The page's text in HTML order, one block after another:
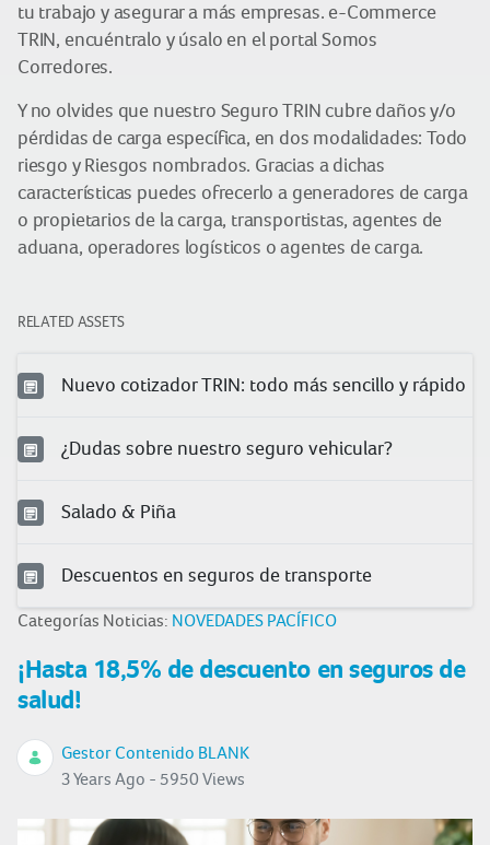
tu trabajo y asegurar a más empresas. e-Commerce
TRIN, encuéntralo y úsalo en el portal Somos
Corredores.
Y no olvides que nuestro Seguro TRIN cubre daños y/o
pérdidas de carga específica, en dos modalidades: Todo
riesgo y Riesgos nombrados. Gracias a dichas
características puedes ofrecerlo a generadores de carga
o propietarios de la carga, transportistas, agentes de
aduana, operadores logísticos o agentes de carga.
RELATED ASSETS
Nuevo cotizador TRIN: todo más sencillo y rápido
¿Dudas sobre nuestro seguro vehicular?
Salado & Piña
Descuentos en seguros de transporte
Categorías Noticias: NOVEDADES PACÍFICO
¡Hasta 18,5% de descuento en seguros de
salud!
Gestor Contenido BLANK
3 Years Ago - 5950 Views